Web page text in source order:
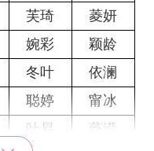
芙琦
菱妍
婉彩
颖龄
冬叶
依澜
聪婷
甯冰
叶易
薇滢